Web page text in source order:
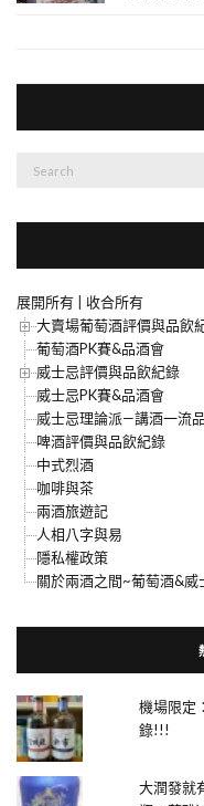
展開所有
收合所有
大賣場葡萄酒評價與品飲
葡萄酒PK賽&品酒會
威士忌評價與品飲紀錄
威士忌PK賽&品酒會
威士忌理論派—講酒一流
啤酒評價與品飲紀錄
中式烈酒
咖啡與茶
兩酒旅遊記
人相八字與易
隱私權政策
關於兩酒之間~葡萄酒&威
機場限定
錄!!!
大潤發就